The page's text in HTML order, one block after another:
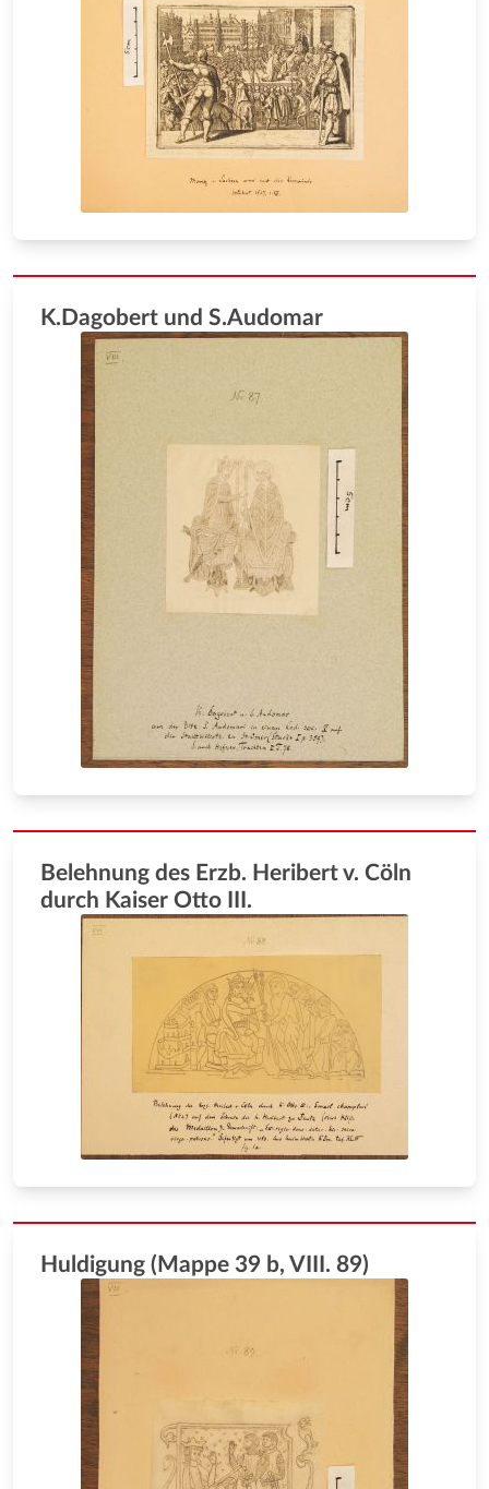
K.Dagobert und S.Audomar
Belehnung des Erzb. Heribert v. Cöln
durch Kaiser Otto III.
Huldigung (Mappe 39 b, VIII. 89)